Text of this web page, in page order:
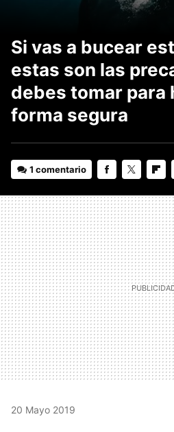
Si vas a bucear
estas son las
debes tomar para
forma segura
1 comentario
20 Mayo 2019